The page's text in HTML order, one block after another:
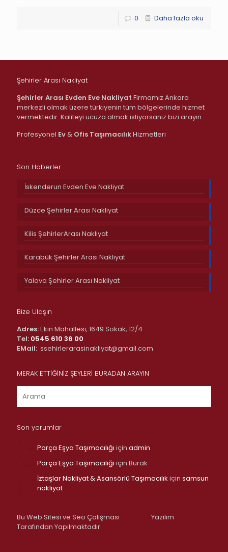
0 Daha fazla oku
Şehirler Arası Nakliyat
Şehirler Arası Evden Eve Nakliyat Firmamız Ankara
merkezli olmak üzere türkiyenin tüm bölgelerinde hizmet
vermektedir. Kaliteyi ucuza almak istiyorsanız bizi arayın…
Profesyonel Ev& Ofis TaşımacılıkHizmetleri
Son Haberler
İskenderun Evden Eve Nakliyat
Düzce Şehirler Arası Nakliyat
Kilis ŞehirlerArası Nakliyat
Karabük Şehirler Arası Nakliyat
Yalova Şehirler Arası Nakliyat
Bize Ulaşın
Adres:Ekin Mahallesi, 1649 Sokak, 12/4
Tel: 0545 610 36 00
EMail: ssehirlerarasinakliyat@gmail.com
MERAK ETTİĞİNİZ ŞEYLERİ BURADAN ARAYIN
Son yorumlar
Parça Eşya Taşımacılığı için admin
Parça Eşya Taşımacılığı için Burak
İztaşlar Nakliyat & Asansörlü Taşımacılık için samsun
nakliyat
Bu Web Sitesi ve Seo Çalışması
Yazılım
Tarafından Yapılmaktadır.